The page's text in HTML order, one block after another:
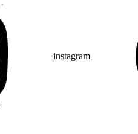
instagram